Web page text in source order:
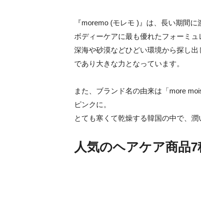
『moremo (モレモ )』は、長い期間
ボディーケアに最も優れたフォーミュ
深海や砂漠などひどい環境から探し
であり大きな力となっています。
また、ブランド名の由来は「more
ピンクに。
とても寒くて乾燥する韓国の中で、
人気のヘアケア商品